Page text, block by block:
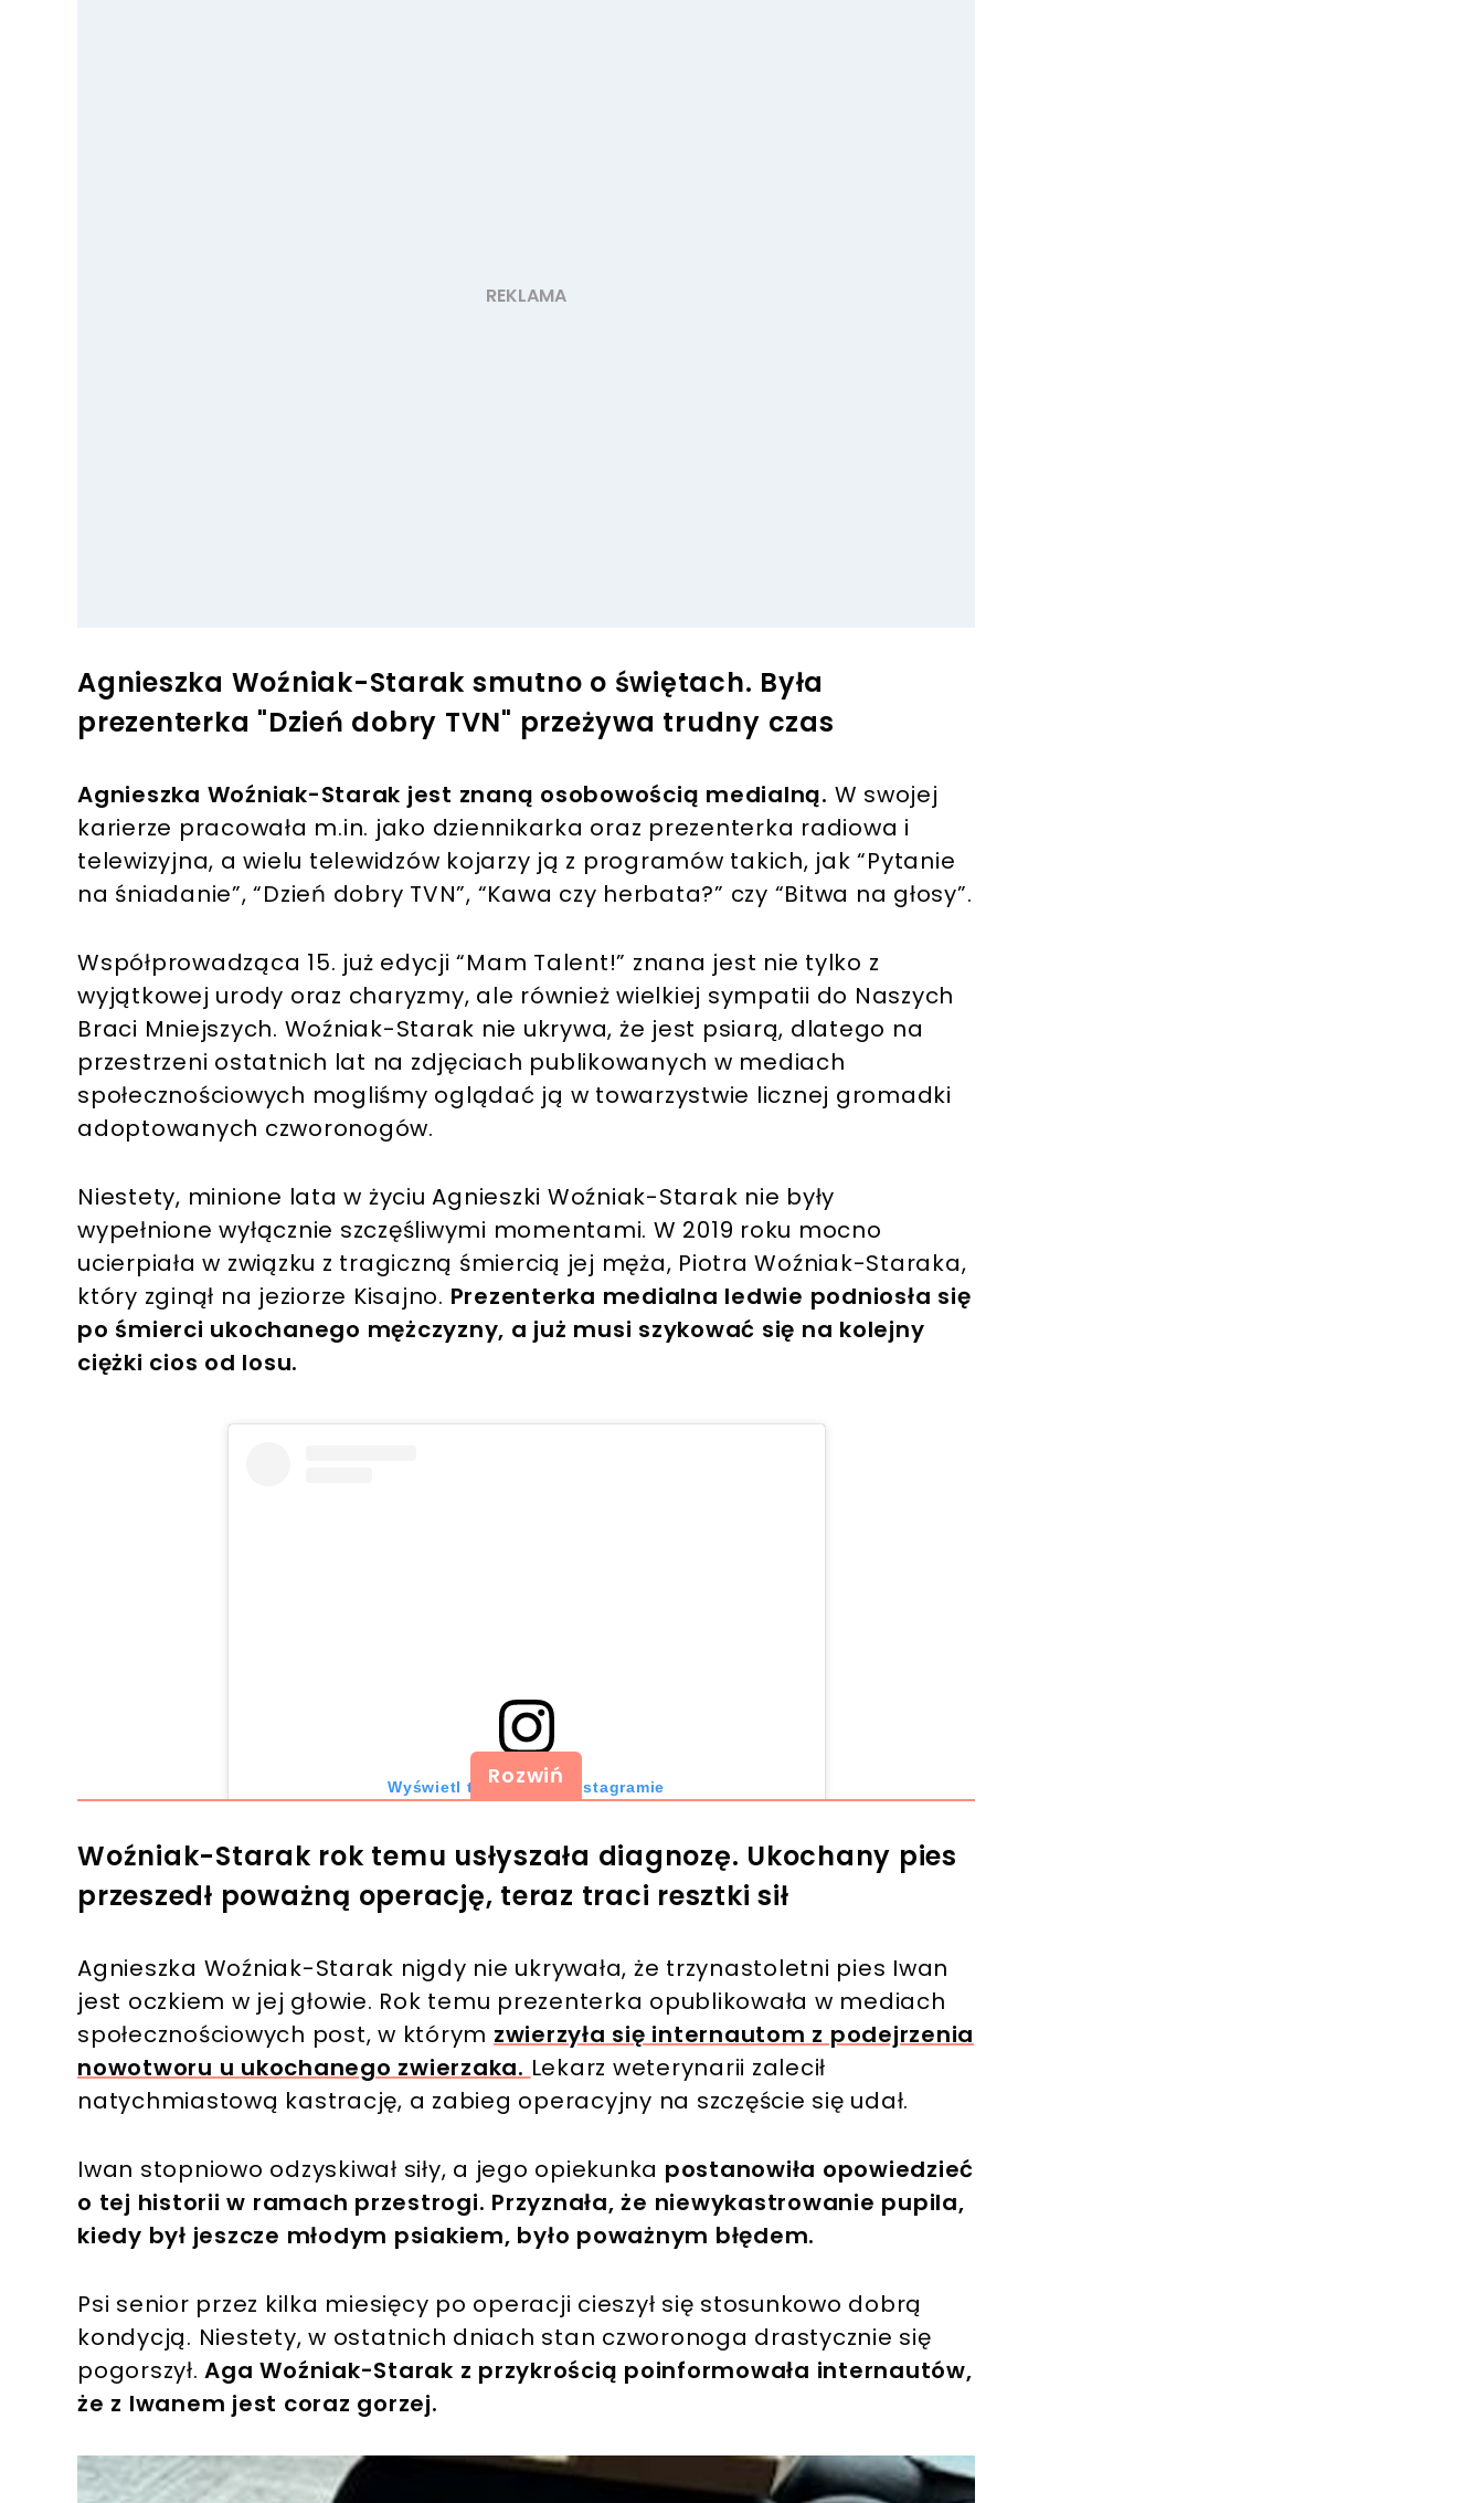
Agnieszka Woźniak-Starak smutno o świętach. Była
prezenterka "Dzień dobry TVN" przeżywa trudny czas
Agnieszka Woźniak-Starak jest znaną osobowością medialną. W swojej
karierze pracowała m.in. jako dziennikarka oraz prezenterka radiowa i
telewizyjna, a wielu telewidzów kojarzy ją z programów takich, jak “Pytanie
na śniadanie”, “Dzień dobry TVN”, “Kawa czy herbata?” czy “Bitwa na głosy”.
Współprowadząca 15. już edycji “Mam Talent!” znana jest nie tylko z
wyjątkowej urody oraz charyzmy, ale również wielkiej sympatii do Naszych
Braci Mniejszych. Woźniak-Starak nie ukrywa, że jest psiarą, dlatego na
przestrzeni ostatnich lat na zdjęciach publikowanych w mediach
społecznościowych mogliśmy oglądać ją w towarzystwie licznej gromadki
adoptowanych czworonogów.
Niestety, minione lata w życiu Agnieszki Woźniak-Starak nie były
wypełnione wyłącznie szczęśliwymi momentami. W 2019 roku mocno
ucierpiała w związku z tragiczną śmiercią jej męża, Piotra Woźniak-Staraka,
który zginął na jeziorze Kisajno. Prezenterka medialna ledwie podniosła się
po śmierci ukochanego mężczyzny, a już musi szykować się na kolejny
ciężki cios od losu.
Wyświetl ten post na Instagramie
Post udostępniony przez Agnieszka Woźniak-Starak (@aga_wozniak_starak)
Rozwiń
Woźniak-Starak rok temu usłyszała diagnozę. Ukochany pies
przeszedł poważną operację, teraz traci resztki sił
Agnieszka Woźniak-Starak nigdy nie ukrywała, że trzynastoletni pies Iwan
jest oczkiem w jej głowie. Rok temu prezenterka opublikowała w mediach
społecznościowych post, w którym zwierzyła się internautom z podejrzenia
nowotworu u ukochanego zwierzaka. Lekarz weterynarii zalecił
natychmiastową kastrację, a zabieg operacyjny na szczęście się udał.
Iwan stopniowo odzyskiwał siły, a jego opiekunka postanowiła opowiedzieć
o tej historii w ramach przestrogi. Przyznała, że niewykastrowanie pupila,
kiedy był jeszcze młodym psiakiem, było poważnym błędem.
Psi senior przez kilka miesięcy po operacji cieszył się stosunkowo dobrą
kondycją. Niestety, w ostatnich dniach stan czworonoga drastycznie się
pogorszył.Aga Woźniak-Starak z przykrością poinformowała internautów,
że z Iwanem jest coraz gorzej.